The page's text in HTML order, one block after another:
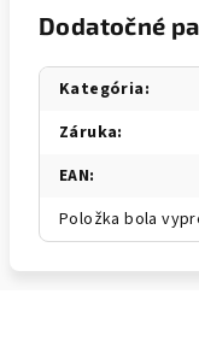
Dodatočné
Kategória:
Záruka:
EAN:
Položka bola